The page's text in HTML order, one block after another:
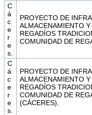
C
á
c
e
r
e
s.
PROYECTO DE
ALMACENAMIENTO
REGADÍOS
COMUNIDAD DE
C
á
c
e
r
e
s.
PROYECTO DE
ALMACENAMIENTO
REGADÍOS
COMUNIDAD DE
(CÁCERES).